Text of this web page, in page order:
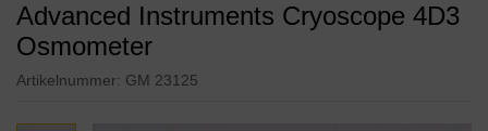
Advanced Instruments Cryoscope 4D3
Osmometer
Artikelnummer: GM 23125